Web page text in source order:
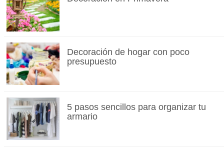
Decoración de hogar con poco
presupuesto
5 pasos sencillos para organizar tu
armario